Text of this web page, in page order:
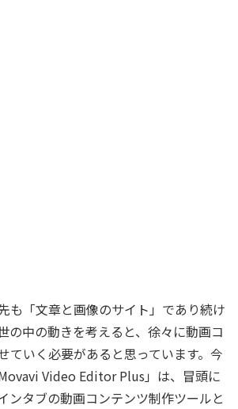
も「文章と画像のサイト」であり続け
の中の動きを考えると、徐々に動画コ
ていく必要があると思っています。今
Video Editor Plus」は、冒頭に
ンタブの動画コンテンツ制作ツールと